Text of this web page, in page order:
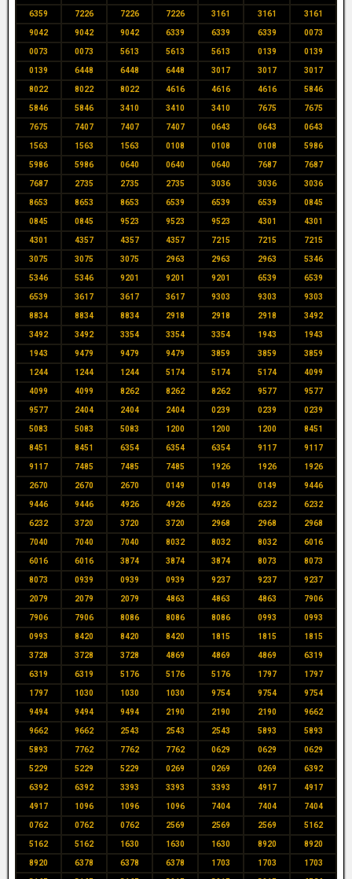
6359 7226 7226 7226 3161 3161 3161
9042 9042 9042 6339 6339 6339 0073
0073 0073 5613 5613 5613 0139 0139
0139 6448 6448 6448 3017 3017 3017
8022 8022 8022 4616 4616 4616 5846
5846 5846 3410 3410 3410 7675 7675
7675 7407 7407 7407 0643 0643 0643
1563 1563 1563 0108 0108 0108 5986
5986 5986 0640 0640 0640 7687 7687
7687 2735 2735 2735 3036 3036 3036
8653 8653 8653 6539 6539 6539 0845
0845 0845 9523 9523 9523 4301 4301
4301 4357 4357 4357 7215 7215 7215
3075 3075 3075 2963 2963 2963 5346
5346 5346 9201 9201 9201 6539 6539
6539 3617 3617 3617 9303 9303 9303
8834 8834 8834 2918 2918 2918 3492
3492 3492 3354 3354 3354 1943 1943
1943 9479 9479 9479 3859 3859 3859
1244 1244 1244 5174 5174 5174 4099
4099 4099 8262 8262 8262 9577 9577
9577 2404 2404 2404 0239 0239 0239
5083 5083 5083 1200 1200 1200 8451
8451 8451 6354 6354 6354 9117 9117
9117 7485 7485 7485 1926 1926 1926
2670 2670 2670 0149 0149 0149 9446
9446 9446 4926 4926 4926 6232 6232
6232 3720 3720 3720 2968 2968 2968
7040 7040 7040 8032 8032 8032 6016
6016 6016 3874 3874 3874 8073 8073
8073 0939 0939 0939 9237 9237 9237
2079 2079 2079 4863 4863 4863 7906
7906 7906 8086 8086 8086 0993 0993
0993 8420 8420 8420 1815 1815 1815
3728 3728 3728 4869 4869 4869 6319
6319 6319 5176 5176 5176 1797 1797
1797 1030 1030 1030 9754 9754 9754
9494 9494 9494 2190 2190 2190 9662
9662 9662 2543 2543 2543 5893 5893
5893 7762 7762 7762 0629 0629 0629
5229 5229 5229 0269 0269 0269 6392
6392 6392 3393 3393 3393 4917 4917
4917 1096 1096 1096 7404 7404 7404
0762 0762 0762 2569 2569 2569 5162
5162 5162 1630 1630 1630 8920 8920
8920 6378 6378 6378 1703 1703 1703